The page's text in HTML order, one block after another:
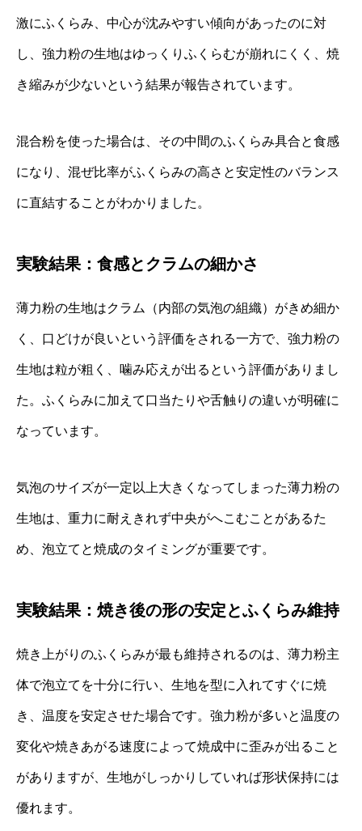
激にふくらみ、中心が沈みやすい傾向があったのに対
し、強力粉の生地はゆっくりふくらむが崩れにくく、焼
き縮みが少ないという結果が報告されています。
混合粉を使った場合は、その中間のふくらみ具合と食感
になり、混ぜ比率がふくらみの高さと安定性のバランス
に直結することがわかりました。
実験結果：食感とクラムの細かさ
薄力粉の生地はクラム（内部の気泡の組織）がきめ細か
く、口どけが良いという評価をされる一方で、強力粉の
生地は粒が粗く、噛み応えが出るという評価がありまし
た。ふくらみに加えて口当たりや舌触りの違いが明確に
なっています。
気泡のサイズが一定以上大きくなってしまった薄力粉の
生地は、重力に耐えきれず中央がへこむことがあるた
め、泡立てと焼成のタイミングが重要です。
実験結果：焼き後の形の安定とふくらみ維持
焼き上がりのふくらみが最も維持されるのは、薄力粉主
体で泡立てを十分に行い、生地を型に入れてすぐに焼
き、温度を安定させた場合です。強力粉が多いと温度の
変化や焼きあがる速度によって焼成中に歪みが出ること
がありますが、生地がしっかりしていれば形状保持には
優れます。